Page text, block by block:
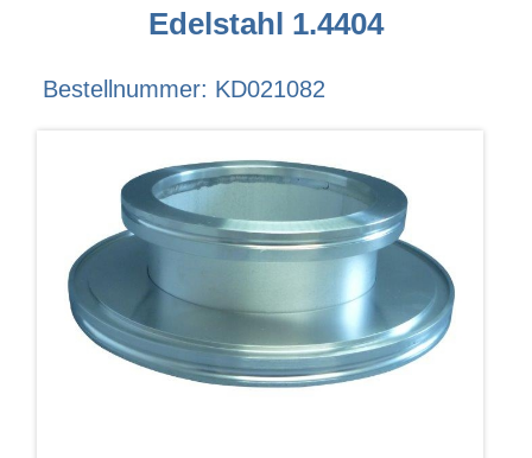
Edelstahl 1.4404
Bestellnummer: KD021082